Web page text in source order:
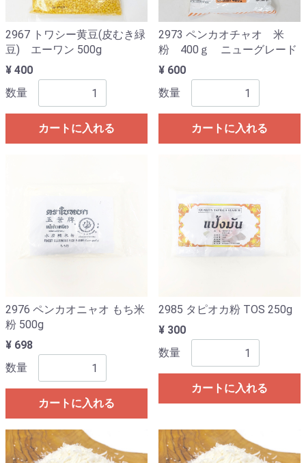
2967 トワシー黄豆(皮むき緑
豆) エーワン 500g
¥ 400
数量
カートに入れる
2973 ペンカオチャオ 米
粉 400ｇ ニューグレード
¥ 600
数量
カートに入れる
2976 ペンカオニャオ もち米
粉 500g
¥ 698
数量
カートに入れる
2985 タピオカ粉 TOS 250g
¥ 300
数量
カートに入れる